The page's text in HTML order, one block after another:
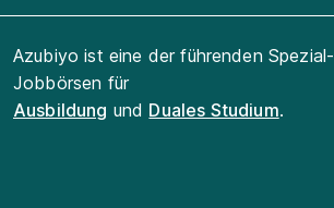
Azubiyo ist eine der führenden Spezial-
Jobbörsen für
Ausbildung und Duales Studium.